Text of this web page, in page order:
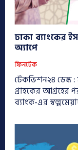
ঢাকা ব্যাংকের
অ্যাপে
ফিনটেক
টেকভিশন২৪ ডেস্ক
গ্রাহকের আগ্রহের
ব্যাংক-এর